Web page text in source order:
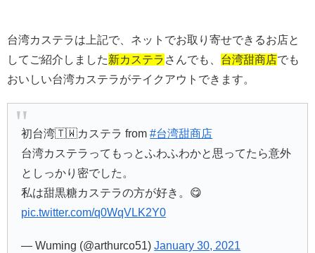
台湾カステラは上記で、ネットでお取り寄せできるお店と
してご紹介しました新カステラ さんでも、 台湾甜商店でも
おいしい台湾カステラがテイクアウトできます。
初台湾🇹🇼カステラ from#台湾甜商店
台湾カステラってもっとふわふわかと思ってたら意外
としっかり密でした。
私は甜黒糖カステラの方が好き。😋
pic.twitter.com/q0WqVLK2Y0
— Wuming (@arthurco51)January 30, 2021